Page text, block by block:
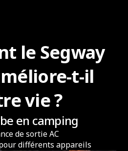
le Segway
t-il
vie ?
en camping
de sortie AC
différents appareils